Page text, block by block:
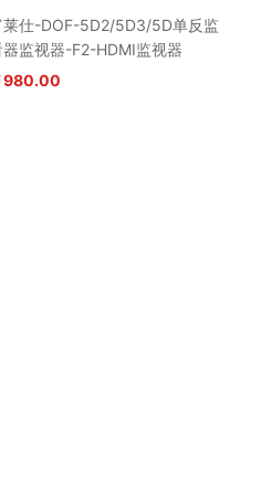
莱仕-DOF-5D2/5D3/5D单反监
器监视器-F2-HDMI监视器
980.00